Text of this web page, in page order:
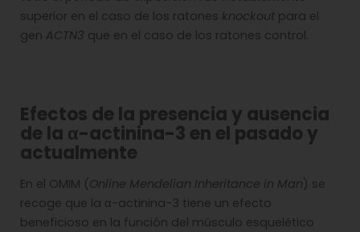
superior en el caso de los ratones knockout para el
gen ACTN3 que en el caso de los ratones control.
Efectos de la presencia y ausencia
de la α-actinina-3 en el pasado y
actualmente
En el OMIM (Online Mendelian Inheritance in Man) se
recoge que la α-actinina-3 tiene un efecto
beneficioso en la función del músculo esquelético